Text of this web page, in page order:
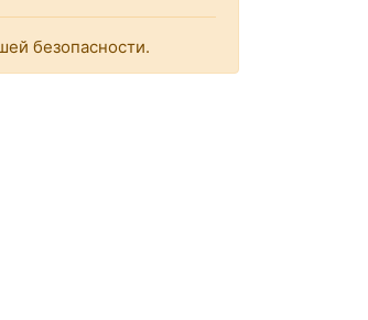
безопасности.